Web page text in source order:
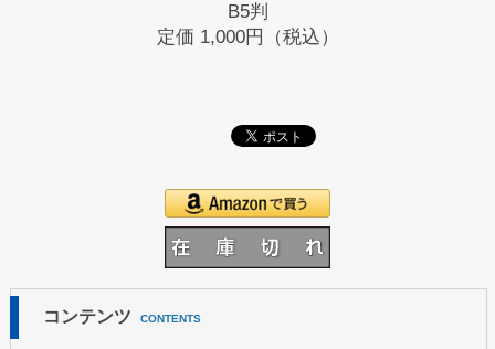
B5判
定価 1,000円（税込）
コンテンツ CONTENTS